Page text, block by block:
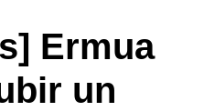
Ermua
un